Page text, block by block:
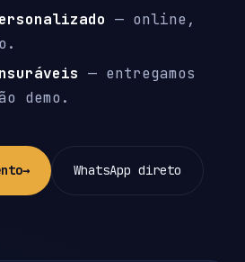
— online,
— entregamos
demo.
→ WhatsApp direto